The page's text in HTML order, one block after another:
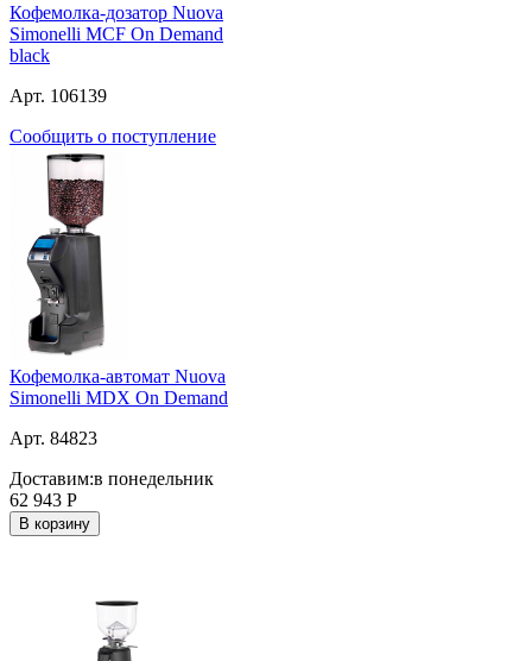
Кофемолка-дозатор Nuova
Simonelli MCF On Demand
black
Арт. 106139
Сообщить о поступление
Кофемолка-автомат Nuova
Simonelli MDX On Demand
Арт. 84823
Доставим:в понедельник
62 943 Р
В корзину